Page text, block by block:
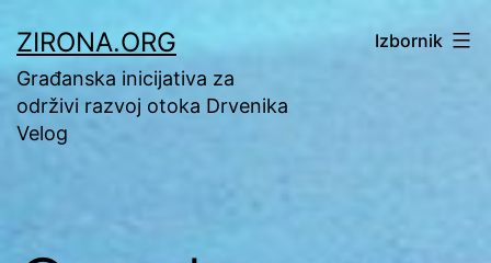
na
sadržaj
ZIRONA.ORG
Građanska inicijativa za
održivi razvoj otoka Drvenika
Velog
Izbornik